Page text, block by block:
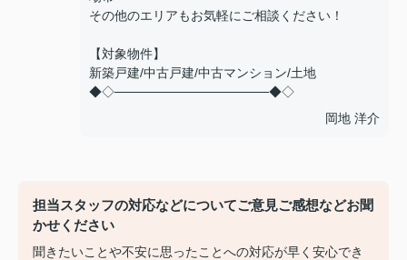
その他のエリアもお気軽にご相談ください！
【対象物件】
新築戸建/中古戸建/中古マンション/土地
◆◇─────────────────◆◇
岡地 洋介
担当スタッフの対応などについてご意見ご感想などお聞
かせください
聞きたいことや不安に思ったことへの対応が早く安心でき